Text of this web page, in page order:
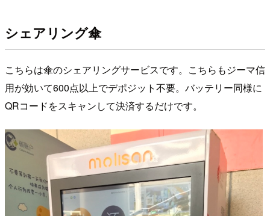
シェアリング傘
こちらは傘のシェアリングサービスです。こちらもジーマ信
用が効いて600点以上でデポジット不要。バッテリー同様に
QRコードをスキャンして決済するだけです。